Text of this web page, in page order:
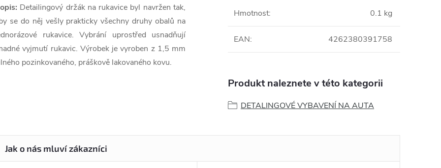
Detailingový držák na rukavice byl navržen tak,
se do něj vešly prakticky všechny druhy obalů na
rukavice. Vybrání uprostřed usnadňují
vyjmutí rukavic. Výrobek je vyroben z 1,5 mm
pozinkovaného, práškově lakovaného kovu.
Hmotnost: 0.1 kg
EAN: 4262380391758
Produkt naleznete v této kategorii
DETALINGOVÉ VYBAVENÍ NA AUTA